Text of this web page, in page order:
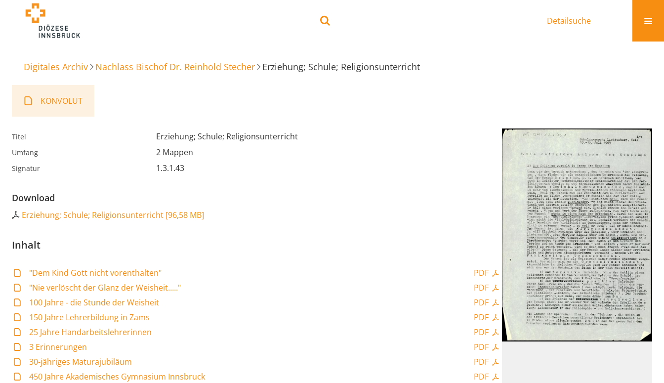
Detailsuche
Digitales Archiv Nachlass Bischof Dr. Reinhold Stecher Erziehung; Schule; Religionsunterricht
KONVOLUT
Titel Erziehung; Schule; Religionsunterricht
Umfang 2 Mappen
Signatur 1.3.1.43
Download
Erziehung; Schule; Religionsunterricht [96,58 MB]
Inhalt
PDF
"Dem Kind Gott nicht vorenthalten"
PDF
"Nie verlöscht der Glanz der Weisheit....."
PDF
100 Jahre - die Stunde der Weisheit
PDF
150 Jahre Lehrerbildung in Zams
PDF
25 Jahre Handarbeitslehrerinnen
PDF
3 Erinnerungen
PDF
30-jähriges Maturajubiläum
PDF
450 Jahre Akademisches Gymnasium Innsbruck